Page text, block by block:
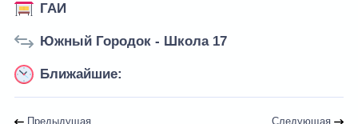
ГАИ
Южный Городок - Школа 17
Ближайшие:
Предыдущая
Следующая